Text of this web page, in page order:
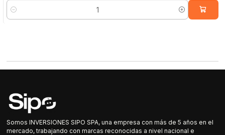
Cantidad
Somos INVERSIONES SIPO SPA, una empresa con más de 5 años en el
mercado, trabajando con marcas reconocidas a nivel nacional e